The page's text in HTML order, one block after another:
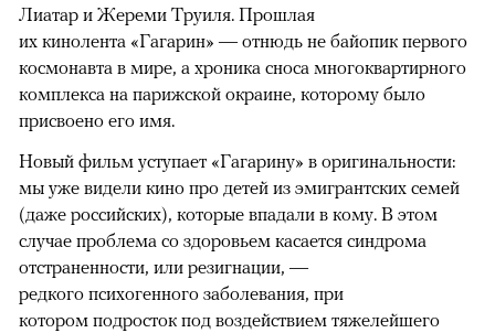
Лиатар и Жереми Труиля. Прошлая
их кинолента «Гагарин» — отнюдь не байопик первого
космонавта в мире, а хроника сноса многоквартирного
комплекса на парижской окраине, которому было
присвоено его имя.
Новый фильм уступает «Гагарину» в оригинальности:
мы уже видели кино про детей из эмигрантских семей
(даже российских), которые впадали в кому. В этом
случае проблема со здоровьем касается синдрома
отстраненности, или резигнации, —
редкого психогенного заболевания, при
котором подросток под воздействием тяжелейшего